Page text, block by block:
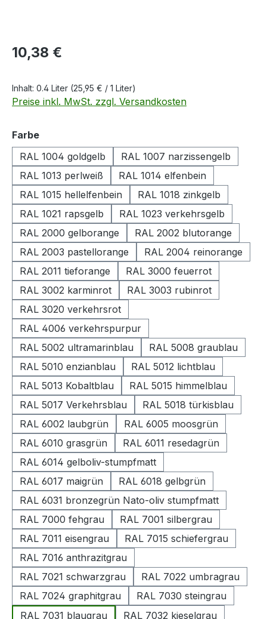
Regulärer Preis:
10,38 €
Inhalt: 0.4 Liter (25,95 € / 1 Liter)
Preise inkl. MwSt. zzgl. Versandkosten
Farbeauswählen
RAL 1004 goldgelb
RAL 1007 narzissengelb
RAL 1013 perlweiß
RAL 1014 elfenbein
RAL 1015 hellelfenbein
RAL 1018 zinkgelb
RAL 1021 rapsgelb
RAL 1023 verkehrsgelb
RAL 2000 gelborange
RAL 2002 blutorange
RAL 2003 pastellorange
RAL 2004 reinorange
RAL 2011 tieforange
RAL 3000 feuerrot
RAL 3002 karminrot
RAL 3003 rubinrot
RAL 3020 verkehrsrot
RAL 4006 verkehrspurpur
RAL 5002 ultramarinblau
RAL 5008 graublau
RAL 5010 enzianblau
RAL 5012 lichtblau
RAL 5013 Kobaltblau
RAL 5015 himmelblau
RAL 5017 Verkehrsblau
RAL 5018 türkisblau
RAL 6002 laubgrün
RAL 6005 moosgrün
RAL 6010 grasgrün
RAL 6011 resedagrün
RAL 6014 gelboliv-stumpfmatt
RAL 6017 maigrün
RAL 6018 gelbgrün
RAL 6031 bronzegrün Nato-oliv stumpfmatt
RAL 7000 fehgrau
RAL 7001 silbergrau
RAL 7011 eisengrau
RAL 7015 schiefergrau
RAL 7016 anthrazitgrau
RAL 7021 schwarzgrau
RAL 7022 umbragrau
RAL 7024 graphitgrau
RAL 7030 steingrau
RAL 7031 blaugrau
RAL 7032 kieselgrau